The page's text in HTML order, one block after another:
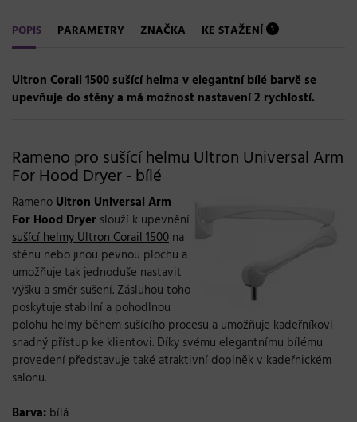
POPIS PARAMETRY ZNAČKA KE STAŽENÍ 1
Ultron Corail 1500 sušící helma v elegantní bílé barvě se
upevňuje do stěny a má možnost nastavení 2 rychlostí.
Rameno pro sušící helmu Ultron Universal Arm
For Hood Dryer - bílé
Rameno Ultron Universal Arm
For Hood Dryer slouží k upevnění
sušící helmy Ultron Corail 1500 na
stěnu nebo jinou pevnou plochu a
umožňuje tak jednoduše nastavit
výšku a směr sušení. Zásluhou toho
poskytuje stabilní a pohodlnou
polohu helmy během sušícího procesu a umožňuje kadeřníkovi
snadný přístup ke klientovi. Díky svému elegantnímu bílému
provedení představuje také atraktivní doplněk v kadeřnickém
salonu.
Barva: bílá